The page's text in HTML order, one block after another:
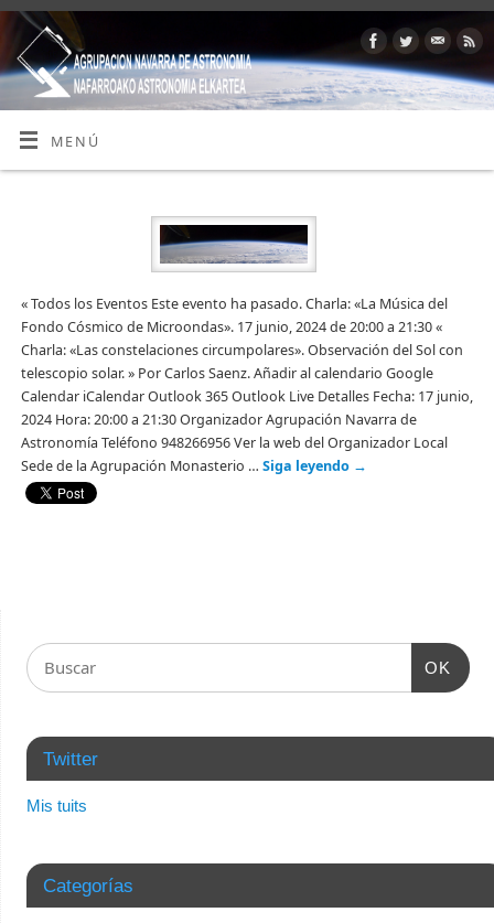
MENÚ
« Todos los Eventos Este evento ha pasado. Charla: «La Música del
Fondo Cósmico de Microondas». 17 junio, 2024 de 20:00 a 21:30 «
Charla: «Las constelaciones circumpolares». Observación del Sol con
telescopio solar. » Por Carlos Saenz. Añadir al calendario Google
Calendar iCalendar Outlook 365 Outlook Live Detalles Fecha: 17 junio,
2024 Hora: 20:00 a 21:30 Organizador Agrupación Navarra de
Astronomía Teléfono 948266956 Ver la web del Organizador Local
Sede de la Agrupación Monasterio … Siga leyendo →
OK
Twitter
Mis tuits
Categorías